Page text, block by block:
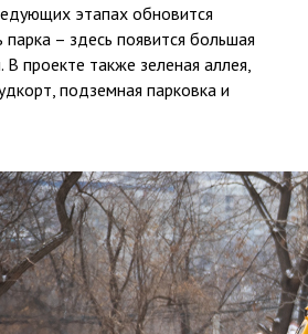
этапах обновится
– здесь появится большая
В проекте также зеленая аллея,
подземная парковка и